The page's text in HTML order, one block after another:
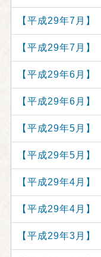
【平成29年7月
【平成29年7月
【平成29年6月
【平成29年6月
【平成29年5月
【平成29年5月
【平成29年4月
【平成29年4月
【平成29年3月